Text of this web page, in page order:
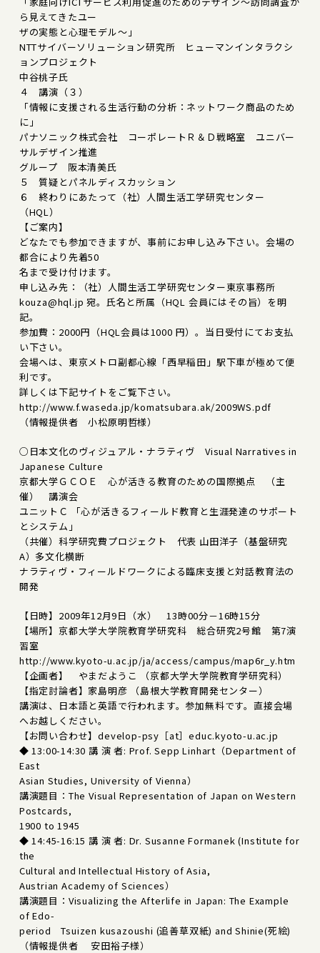
ら見えてきたユー
ザの実態と心理モデル～」
NTTサイバーソリューション研究所 ヒューマンインタラクシ
ョンプロジェクト
中谷桃子氏
４ 講演（３）
「情報に支援される生活行動の分析：ネットワーク商品のため
に」
パナソニック株式会社 コーポレートＲ＆Ｄ戦略室 ユニバー
サルデザイン推進
グループ 阪本清美氏
５ 質疑とパネルディスカッション
６ 終わりにあたって（社）人間生活工学研究センター
（HQL）
【ご案内】
どなたでも参加できますが、事前にお申し込み下さい。会場の
都合により先着50
名まで受け付けます。
申し込み先：（社）人間生活工学研究センター東京事務所
kouza@hql.jp 宛。氏名と所属（HQL 会員にはその旨）を明
記。
参加費：2000円（HQL会員は1000 円）。当日受付にてお支払
い下さい。
会場へは、東京メトロ副都心線「西早稲田」駅下車が極めて便
利です。
詳しくは下記サイトをご覧下さい。
http://www.f.waseda.jp/komatsubara.ak/2009WS.pdf
（情報提供者 小松原明哲様）
○日本文化のヴィジュアル・ナラティヴ Visual Narratives in
Japanese Culture
京都大学ＧＣＯＥ 心が活きる教育のための国際拠点 （主
催） 講演会
ユニットＣ 「心が活きるフィールド教育と生涯発達のサポート
とシステム」
（共催）科学研究費プロジェクト 代表 山田洋子（基盤研究
A）多文化横断
ナラティヴ・フィールドワークによる臨床支援と対話教育法の
開発
【日時】2009年12月9日（水） 13時00分－16時15分
【場所】京都大学大学院教育学研究科 総合研究2号館 第7演
習室
http://www.kyoto-u.ac.jp/ja/access/campus/map6r_y.htm
【企画者】 やまだようこ （京都大学大学院教育学研究科）
【指定討論者】家島明彦 （島根大学教育開発センター）
講演は、日本語と英語で行われます。参加無料です。直接会場
へお越しください。
【お問い合わせ】develop-psy［at］educ.kyoto-u.ac.jp
◆ 13:00-14:30 講 演 者: Prof. Sepp Linhart（Department of
East
Asian Studies, University of Vienna）
講演題目：The Visual Representation of Japan on Western
Postcards,
1900 to 1945
◆ 14:45-16:15 講 演 者: Dr. Susanne Formanek (Institute for
the
Cultural and Intellectual History of Asia,
Austrian Academy of Sciences）
講演題目：Visualizing the Afterlife in Japan: The Example
of Edo-
period Tsuizen kusazoushi (追善草双紙) and Shinie(死絵)
（情報提供者 安田裕子様）